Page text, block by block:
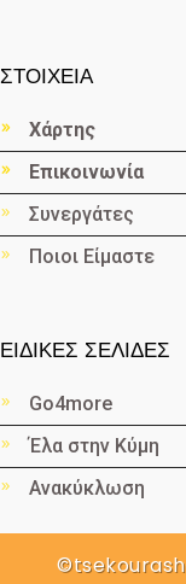
ΣΤΟΙΧΕΙΑ
Χάρτης
Επικοινωνία
Συνεργάτες
Ποιοι Είμαστε
ΕΙΔΙΚΕΣ ΣΕΛΙΔΕΣ
Go4more
Έλα στην Κύμη
Ανακύκλωση